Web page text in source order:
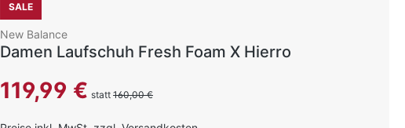
SALE
New Balance
Damen Laufschuh Fresh Foam X Hierro
Verkaufspreis:
119,99 € statt 160,00 €